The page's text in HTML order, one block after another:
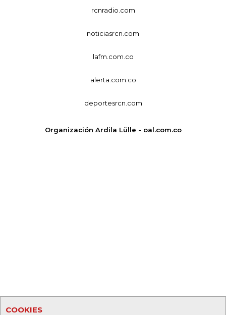
COOKIES
rcnradio.com
noticiasrcn.com
lafm.com.co
alerta.com.co
deportesrcn.com
Organización Ardila Lülle - oal.com.co